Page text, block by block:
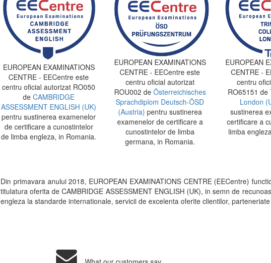
EUROPEAN EXAMINATIONS
CENTRE - EECentre este
centru oficial autorizat RO050
de CAMBRIDGE
ASSESSMENT ENGLISH (UK)
pentru sustinerea examenelor
de certificare a cunostintelor
de limba engleza, in Romania.
EUROPEAN EXAMINATIONS
CENTRE - EECentre este
centru oficial autorizat
ROU002 deÖsterreichisches
Sprachdiplom Deutsch-ÖSD
(Austria) pentru sustinerea
examenelor de certificare a
cunostintelor de limba
germana, in Romania.
EUROPEAN
CENTRE -
centru
RO65151 de
London
sustinerea
certificare a
limba
Din primavara anului 2018, EUROPEAN EXAMINATIONS CENTRE (EECentre)
titulatura oferita de CAMBRIDGE ASSESSMENT ENGLISH (UK), in semn de
engleza la standarde internationale, servicii de excelenta oferite clientilor,